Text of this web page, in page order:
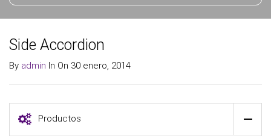
Side Accordion
By admin In On 30 enero, 2014
Productos